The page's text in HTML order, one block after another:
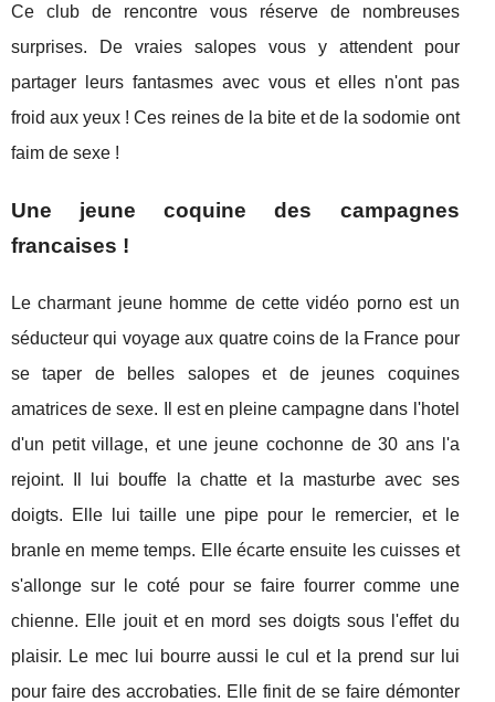
Ce club de rencontre vous réserve de nombreuses
surprises. De vraies salopes vous y attendent pour
partager leurs fantasmes avec vous et elles n'ont pas
froid aux yeux ! Ces reines de la bite et de la sodomie ont
faim de sexe !
Une jeune coquine des campagnes
francaises !
Le charmant jeune homme de cette vidéo porno est un
séducteur qui voyage aux quatre coins de la France pour
se taper de belles salopes et de jeunes coquines
amatrices de sexe. Il est en pleine campagne dans l'hotel
d'un petit village, et une jeune cochonne de 30 ans l'a
rejoint. Il lui bouffe la chatte et la masturbe avec ses
doigts. Elle lui taille une pipe pour le remercier, et le
branle en meme temps. Elle écarte ensuite les cuisses et
s'allonge sur le coté pour se faire fourrer comme une
chienne. Elle jouit et en mord ses doigts sous l'effet du
plaisir. Le mec lui bourre aussi le cul et la prend sur lui
pour faire des accrobaties. Elle finit de se faire démonter